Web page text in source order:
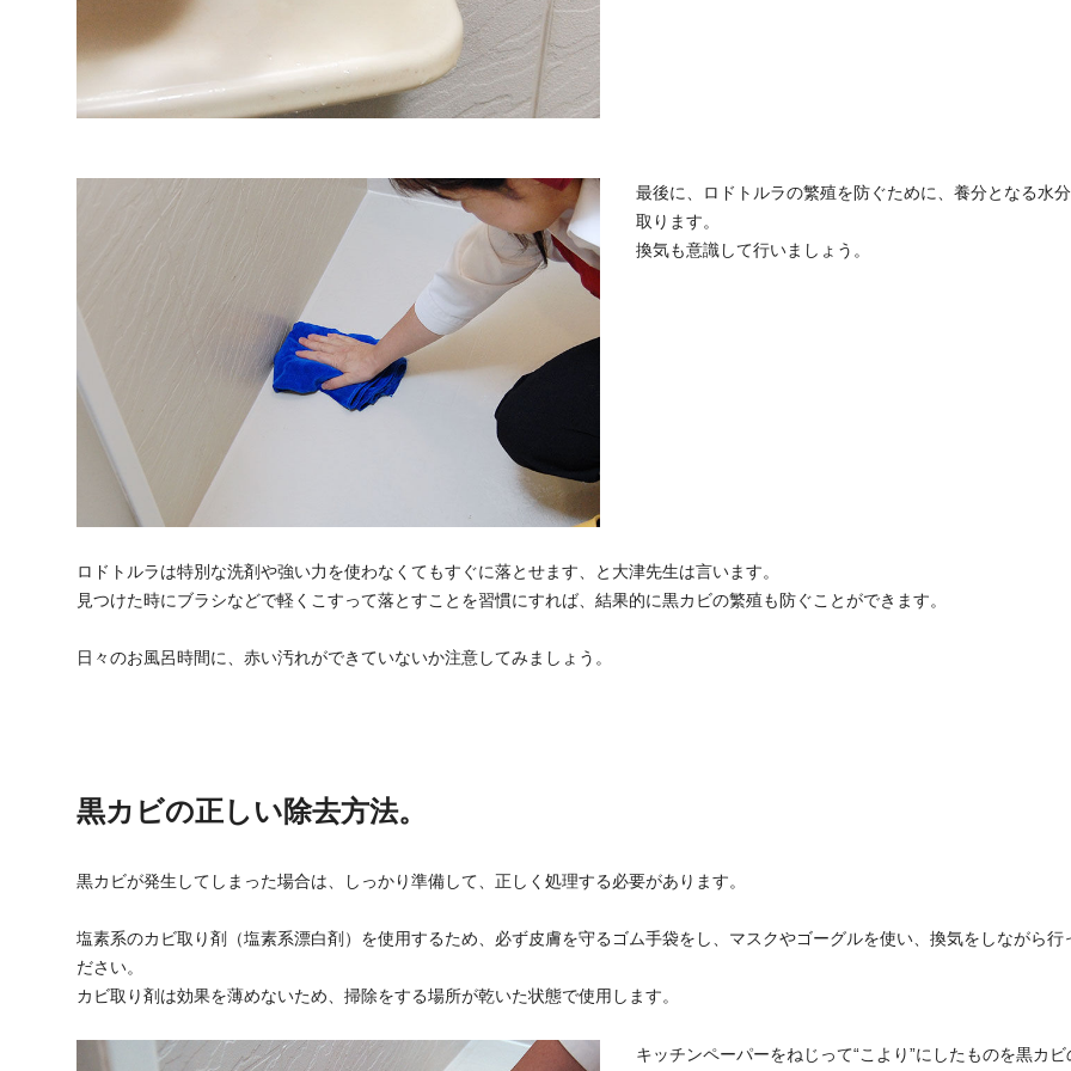
最後に、ロドトルラの繁殖を防ぐために、養分となる水
取ります。
換気も意識して行いましょう。
ロドトルラは特別な洗剤や強い力を使わなくてもすぐに落とせます、と大津先生は言います。
見つけた時にブラシなどで軽くこすって落とすことを習慣にすれば、結果的に黒カビの繁殖も防ぐことができます。
日々のお風呂時間に、赤い汚れができていないか注意してみましょう。
黒カビの正しい除去方法。
黒カビが発生してしまった場合は、しっかり準備して、正しく処理する必要があります。
塩素系のカビ取り剤（塩素系漂白剤）を使用するため、必ず皮膚を守るゴム手袋をし、マスクやゴーグルを使い、換気をしながら行
ださい。
カビ取り剤は効果を薄めないため、掃除をする場所が乾いた状態で使用します。
キッチンペーパーをねじって“こより”にしたものを黒カビ